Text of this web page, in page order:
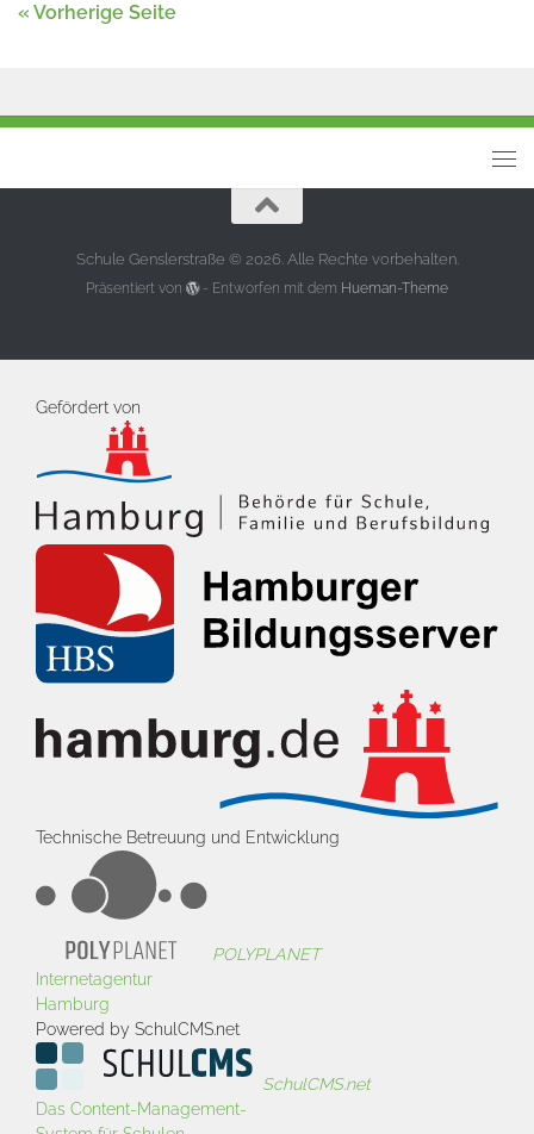
« Vorherige Seite
Schule Genslerstraße © 2026. Alle Rechte vorbehalten.
Präsentiert von - Entworfen mit dem Hueman-Theme
Gefördert von
Technische Betreuung und Entwicklung
POLYPLANET
Internetagentur
Hamburg
Powered by SchulCMS.net
SchulCMS.net
Das Content-Management-